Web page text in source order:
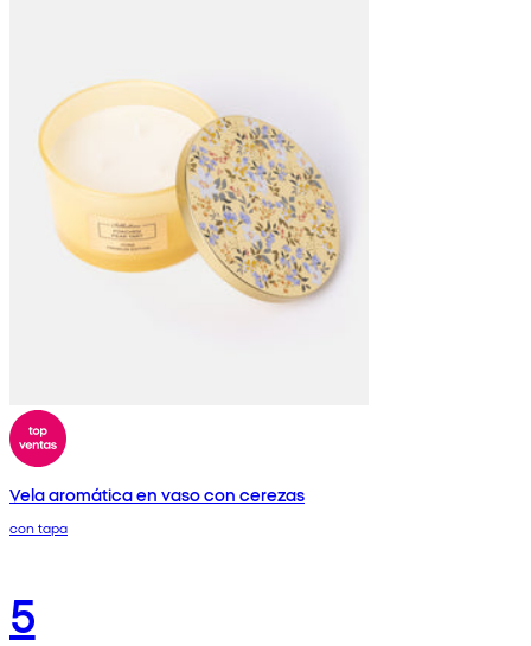
Vela aromática en vaso con cerezas
con tapa
5